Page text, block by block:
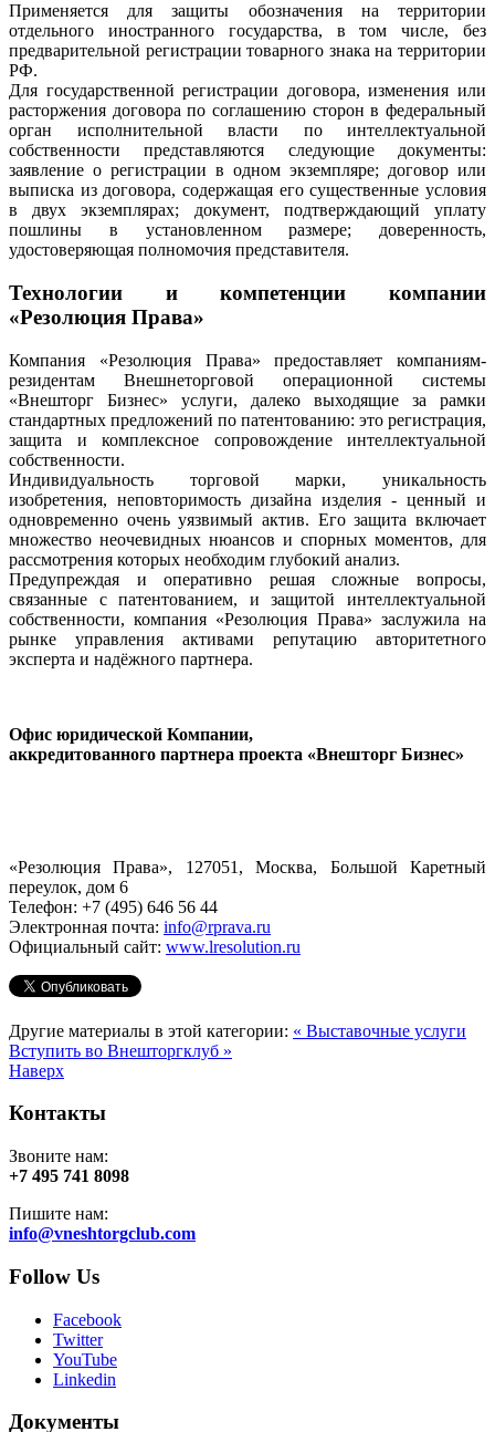
Применяется для защиты обозначения на территории
отдельного иностранного государства, в том числе, без
предварительной регистрации товарного знака на территории
РФ.
Для государственной регистрации договора, изменения или
расторжения договора по соглашению сторон в федеральный
орган исполнительной власти по интеллектуальной
собственности представляются следующие документы:
заявление о регистрации в одном экземпляре; договор или
выписка из договора, содержащая его существенные условия
в двух экземплярах; документ, подтверждающий уплату
пошлины в установленном размере; доверенность,
удостоверяющая полномочия представителя.
Технологии и компетенции компании
«Резолюция Права»
Компания «Резолюция Права» предоставляет компаниям-
резидентам Внешнеторговой операционной системы
«Внешторг Бизнес» услуги, далеко выходящие за рамки
стандартных предложений по патентованию: это регистрация,
защита и комплексное сопровождение интеллектуальной
собственности.
Индивидуальность торговой марки, уникальность
изобретения, неповторимость дизайна изделия - ценный и
одновременно очень уязвимый актив. Его защита включает
множество неочевидных нюансов и спорных моментов, для
рассмотрения которых необходим глубокий анализ.
Предупреждая и оперативно решая сложные вопросы,
связанные с патентованием, и защитой интеллектуальной
собственности, компания «Резолюция Права» заслужила на
рынке управления активами репутацию авторитетного
эксперта и надёжного партнера.
Офис юридической Компании,
аккредитованного партнера проекта «Внешторг Бизнес»
«Резолюция Права», 127051, Москва, Большой Каретный
переулок, дом 6
Телефон: +7 (495) 646 56 44
Электронная почта: info@rprava.ru
Официальный сайт: www.lresolution.ru
Другие материалы в этой категории: « Выставочные услуги
Вступить во Внешторгклуб »
Наверх
Контакты
Звоните нам:
+7 495 741 8098
Пишите нам:
info@vneshtorgclub.com
Follow Us
Facebook
Twitter
YouTube
Linkedin
Документы